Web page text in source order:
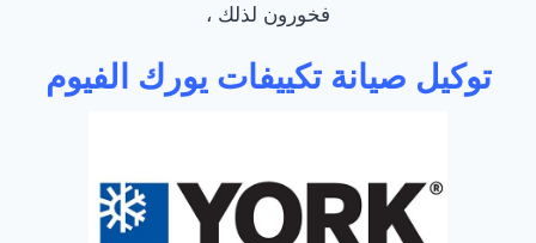
فخورون لذلك ،
توكيل صيانة تكييفات يورك الفيوم